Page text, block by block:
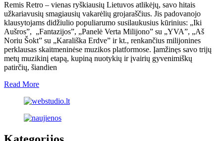
Remis Retro – vienas ryškiausių Lietuvos atlikėjų, savo hitais
užkariavusių smagiausių vakarėlių grojaraščius. Jis padovanojo
klausytojams didžiulio populiarumo susilaukusius kūrinius: „Iki
Aušros”, „Fantazijos”, „Panelė Verta Milijono” su „YVA”, „Aš
Noriu Šokt” su „Karališka Erdve” ir kt., renkančius milijonines
perklausas skaitmeninėse muzikos platformose. Įamžinęs savo trijų
metų muzikinį etapą, kupiną nuotykių ir įvairių gyvenimiškų
patirčių, šiandien
Read More